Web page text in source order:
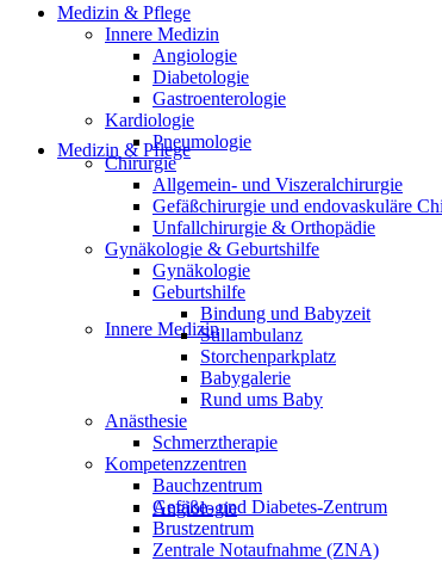
Medizin & Pflege
Innere Medizin
Angiologie
Medizin & Pflege
Innere Medizin
Angiologie
Diabetologie
Gastroenterologie
Kardiologie
Pneumologie
Chirurgie
Allgemein- und Viszeralchirurgie
Gefäßchirurgie und endovaskuläre
Unfallchirurgie & Orthopädie
Gynäkologie & Geburtshilfe
Gynäkologie
Geburtshilfe
Bindung und Babyzeit
Stillambulanz
Storchenparkplatz
Babygalerie
Rund ums Baby
Anästhesie
Schmerztherapie
Kompetenzzentren
Bauchzentrum
Gefäße- und Diabetes-Zentrum
Brustzentrum
Zentrale Notaufnahme (ZNA)